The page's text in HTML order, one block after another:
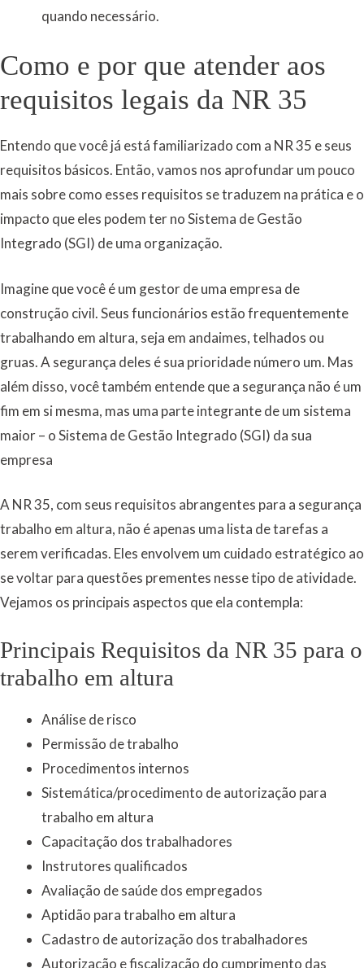
quando necessário.
Como e por que atender aos
requisitos legais da NR 35
Entendo que você já está familiarizado com a NR 35 e seus
requisitos básicos. Então, vamos nos aprofundar um pouco
mais sobre como esses requisitos se traduzem na prática e o
impacto que eles podem ter no Sistema de Gestão
Integrado (SGI) de uma organização.
Imagine que você é um gestor de uma empresa de
construção civil. Seus funcionários estão frequentemente
trabalhando em altura, seja em andaimes, telhados ou
gruas. A segurança deles é sua prioridade número um. Mas
além disso, você também entende que a segurança não é um
fim em si mesma, mas uma parte integrante de um sistema
maior – o Sistema de Gestão Integrado (SGI) da sua
empresa
A NR 35, com seus requisitos abrangentes para a segurança
trabalho em altura, não é apenas uma lista de tarefas a
serem verificadas. Eles envolvem um cuidado estratégico ao
se voltar para questões prementes nesse tipo de atividade.
Vejamos os principais aspectos que ela contempla:
Principais Requisitos da NR 35 para o
trabalho em altura
Análise de risco
Permissão de trabalho
Procedimentos internos
Sistemática/procedimento de autorização para
trabalho em altura
Capacitação dos trabalhadores
Instrutores qualificados
Avaliação de saúde dos empregados
Aptidão para trabalho em altura
Cadastro de autorização dos trabalhadores
Autorização e fiscalização do cumprimento das